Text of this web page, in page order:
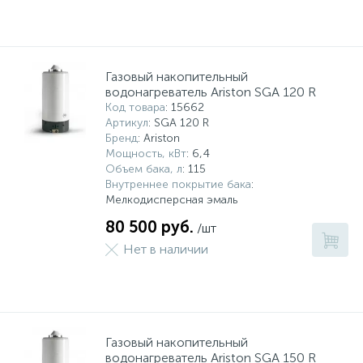
Газовый накопительный
водонагреватель Ariston SGA 120 R
Код товара: 15662
Артикул: SGA 120 R
Бренд: Ariston
Мощность, кВт: 6,4
Объем бака, л: 115
Внутреннее покрытие бака:
Мелкодисперсная эмаль
80 500 руб. /шт
Нет в наличии
Газовый накопительный
водонагреватель Ariston SGA 150 R